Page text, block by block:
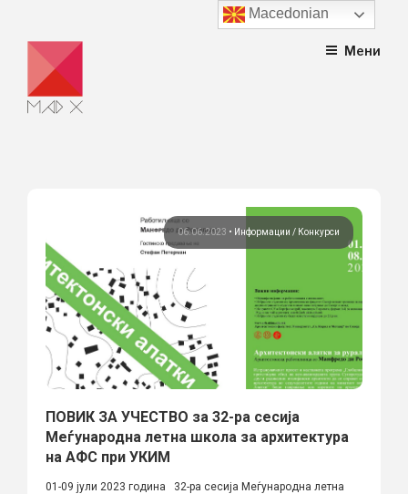
content
Мени
06.06.2023 • Информации Конкурси
ПОВИК ЗА УЧЕСТВО за 32-ра сесија
Меѓународна летна школа за архитектура
на АФС при УКИМ
01-09 јули 2023 година 32-ра сесија Меѓународна летна
Macedonian